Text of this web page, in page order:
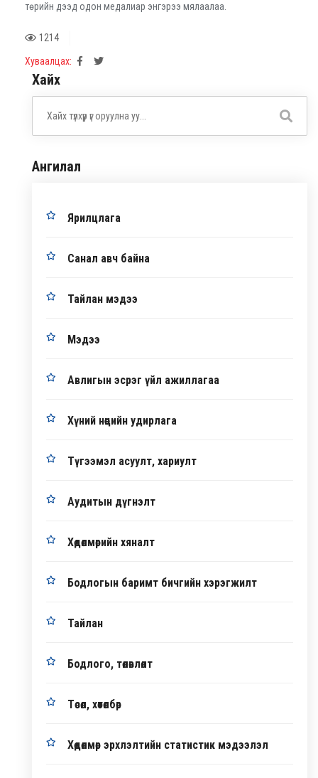
төрийн дээд одон медалиар энгэрээ мялаалаа.
1214
Хуваалцах:
Хайх
Ангилал
Ярилцлага
Санал авч байна
Тайлан мэдээ
Мэдээ
Авлигын эсрэг үйл ажиллагаа
Хүний нөөцийн удирлага
Түгээмэл асуулт, хариулт
Аудитын дүгнэлт
Хөдөлмөрийн хяналт
Бодлогын баримт бичгийн хэрэгжилт
Тайлан
Бодлого, төлөвлөлт
Төсөл, хөтөлбөр
Хөдөлмөр эрхлэлтийн статистик мэдээлэл